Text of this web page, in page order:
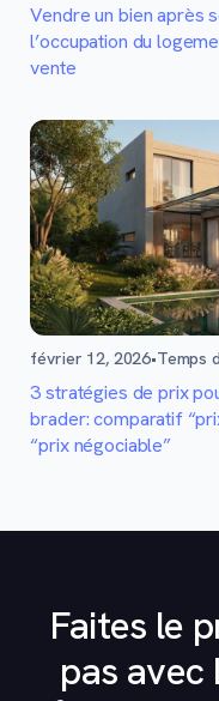
Vendre un bien après
l’occupation du
vente
février 12, 2026•Temps
3 stratégies de prix
brader: comparatif
“prix négociable”
Faites le
pas avec